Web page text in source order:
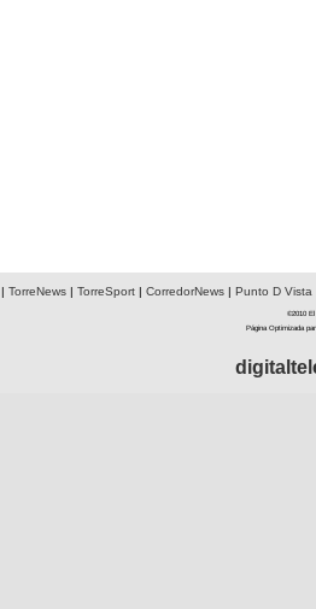
| TorreNews| TorreSport| CorredorNews| Punto D Vista
©2010 El
Página Optimizada